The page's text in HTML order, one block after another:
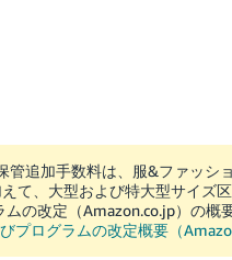
管追加手数料は、服&ファッシ
て、大型および特大型サイズ
の改定（Amazon.co.jp）の概
プログラムの改定概要（